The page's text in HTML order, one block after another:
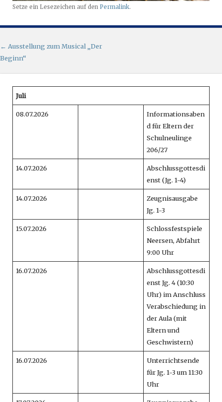
Setze ein Lesezeichen auf den Permalink.
Artikel-Navigation
← Ausstellung zum Musical „Der
Beginn“
Juli
08.07.2026
Informationsaben
d für Eltern der
Schulneulinge
206/27
14.07.2026
Abschlussgottesdi
enst (Jg. 1-4)
14.07.2026
Zeugnisausgabe
Jg. 1-3
15.07.2026
Schlossfestspiele
Neersen, Abfahrt
9:00 Uhr
16.07.2026
Abschlussgottesdi
enst Jg. 4 (10:30
Uhr) im Anschluss
Verabschiedung in
der Aula (mit
Eltern und
Geschwistern)
16.07.2026
Unterrichtsende
für Jg. 1-3 um 11:30
Uhr